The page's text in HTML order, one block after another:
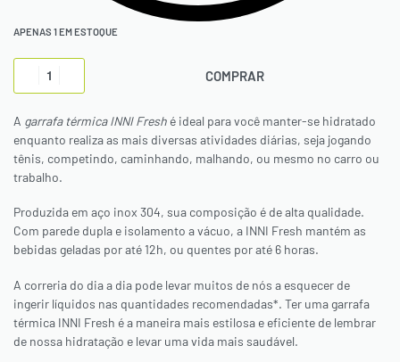
APENAS 1 EM ESTOQUE
COMPRAR
A garrafa térmica INNI Fresh é ideal para você manter-se hidratado
enquanto realiza as mais diversas atividades diárias, seja jogando
tênis, competindo, caminhando, malhando, ou mesmo no carro ou
trabalho.
Produzida em aço inox 304, sua composição é de alta qualidade.
Com parede dupla e isolamento a vácuo, a INNI Fresh mantém as
bebidas geladas por até 12h, ou quentes por até 6 horas.
A correria do dia a dia pode levar muitos de nós a esquecer de
ingerir líquidos nas quantidades recomendadas*. Ter uma garrafa
térmica INNI Fresh é a maneira mais estilosa e eficiente de lembrar
de nossa hidratação e levar uma vida mais saudável.